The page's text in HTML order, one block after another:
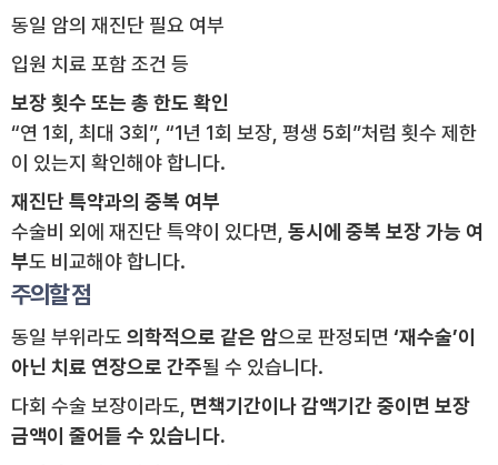
동일 암의 재진단 필요 여부
입원 치료 포함 조건 등
보장 횟수 또는 총 한도 확인
“연 1회, 최대 3회”, “1년 1회 보장, 평생 5회”처럼 횟수 제한
이 있는지 확인해야 합니다.
재진단 특약과의 중복 여부
수술비 외에 재진단 특약이 있다면, 동시에 중복 보장 가능 여
부도 비교해야 합니다.
주의할 점
동일 부위라도 의학적으로 같은 암으로 판정되면 ‘재수술’이
아닌 치료 연장으로 간주될 수 있습니다.
다회 수술 보장이라도, 면책기간이나 감액기간 중이면 보장
금액이 줄어들 수 있습니다.